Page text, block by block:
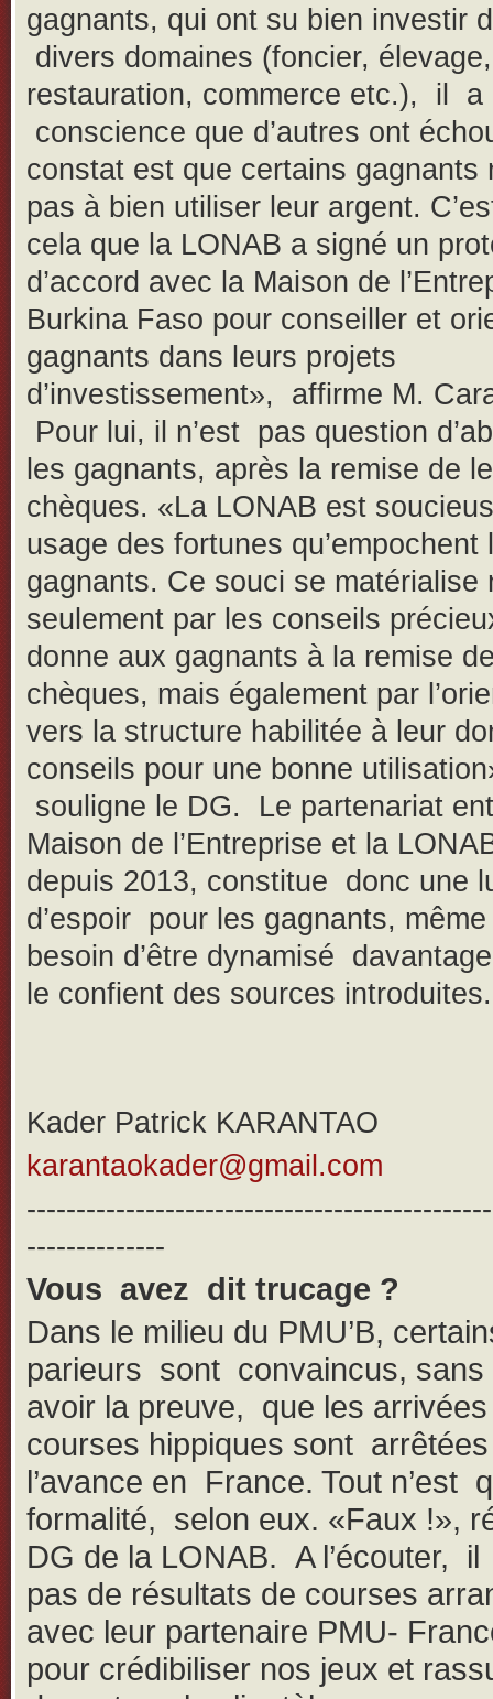
gagnants, qui ont su bien investir
divers domaines (foncier, élevage,
restauration, commerce etc.), il a
conscience que d’autres ont
constat est que certains gagnants
pas à bien utiliser leur argent.
cela que la LONAB a signé un
d’accord avec la Maison de
Burkina Faso pour conseiller et
gagnants dans leurs projets
d’investissement», affirme M.
Pour lui, il n’est pas question
les gagnants, après la remise de
chèques. «La LONAB est
usage des fortunes qu’empochent
gagnants. Ce souci se matérialise
seulement par les conseils
donne aux gagnants à la remise
chèques, mais également par
vers la structure habilitée à leur
conseils pour une bonne
souligne le DG. Le partenariat
Maison de l’Entreprise et la
depuis 2013, constitue donc une
d’espoir pour les gagnants, même
besoin d’être dynamisé
le confient des sources introduites.
Kader Patrick KARANTAO
karantaokader@gmail.com
--------------
Vous avez dit trucage ?
Dans le milieu du PMU’B,
parieurs sont convaincus, sans
avoir la preuve, que les
courses hippiques sont
l’avance en France. Tout n’est
formalité, selon eux. «Faux !»,
DG de la LONAB. A l’écouter, il
pas de résultats de courses
avec leur partenaire PMU-
pour crédibiliser nos jeux et